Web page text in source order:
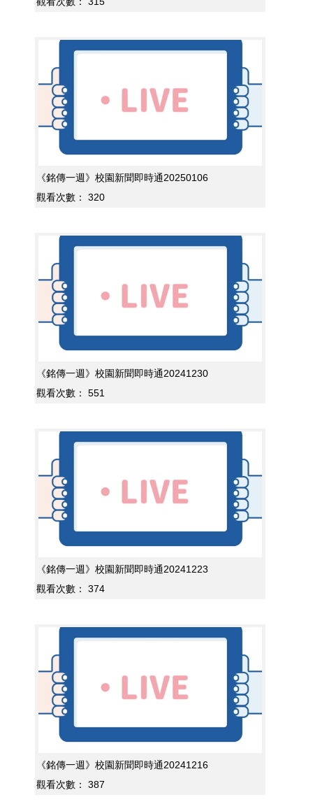
《銘傳一週》校園新聞即時通20250106
觀看次數：
320
《銘傳一週》校園新聞即時通20241230
觀看次數：
551
《銘傳一週》校園新聞即時通20241223
觀看次數：
374
《銘傳一週》校園新聞即時通20241216
觀看次數：
387